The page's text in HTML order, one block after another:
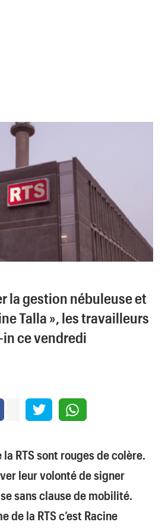
la gestion nébuleuse et
Talla », les travailleurs
in ce vendredi
RTS sont rouges de colère.
leur volonté de signer
sans clause de mobilité.
de la RTS c’est Racine